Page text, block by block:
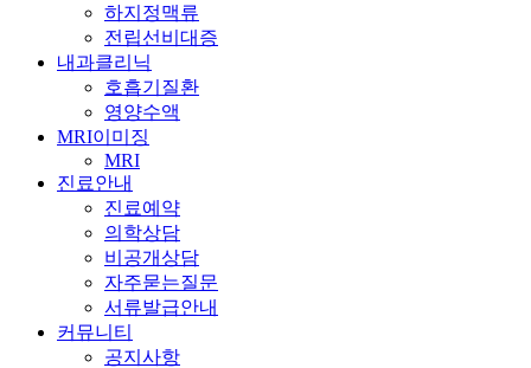
하지정맥류
전립선비대증
내과클리닉
호흡기질환
영양수액
MRI이미징
MRI
진료안내
진료예약
의학상담
비공개상담
자주묻는질문
서류발급안내
커뮤니티
공지사항